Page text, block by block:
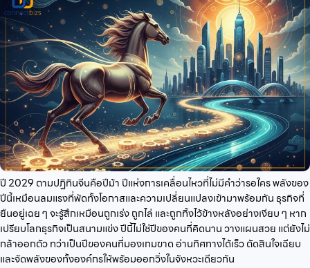
ปี 2029 ตามปฏิทินจีนคือปีม้า ปีแห่งการเคลื่อนไหวที่ไม่มีคำว่ารอใคร พลังของ
ปีนี้เหมือนลมแรงที่พัดทั้งโอกาสและความเปลี่ยนแปลงเข้ามาพร้อมกัน ธุรกิจที่
ยืนอยู่เฉย ๆ จะรู้สึกเหมือนถูกเร่ง ถูกไล่ และถูกทิ้งไว้ข้างหลังอย่างเงียบ ๆ หาก
เปรียบโลกธุรกิจเป็นสนามแข่ง ปีนี้ไม่ใช่ปีของคนที่คิดนาน วางแผนสวย แต่ยังไม่
กล้าออกตัว ทว่าเป็นปีของคนที่มองเกมขาด อ่านทิศทางได้เร็ว ตัดสินใจเฉียบ
และจัดพลังของทั้งองค์กรให้พร้อมออกวิ่งในจังหวะเดียวกัน